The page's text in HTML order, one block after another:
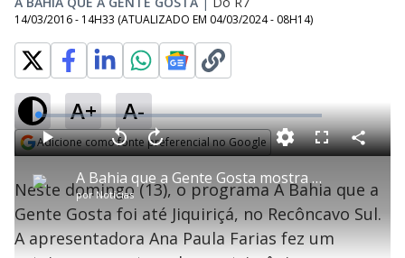
14/03/2016 - 14H33 (ATUALIZADO EM 04/03/2024 - 08H14)
A+ A-
Adicione como fonte preferencial no Google
P
l
A Bahia que a Gente Gosta mostra os encantos de Jiquiriçá
por Notícias
P V
t
a
r
1
0
e
g
A
n
ç
a
r
1
s
e
L
o
a
d
e
:
0
.
6
3
%
F
s
c
e
n
C
o
a
r
i
l
Neste domingo (13), o programa A Bahia que a
Gente Gosta foi até Jiquiriçá, no Recôncavo Sul.
A apresentadora Ana Paula Farias fez um